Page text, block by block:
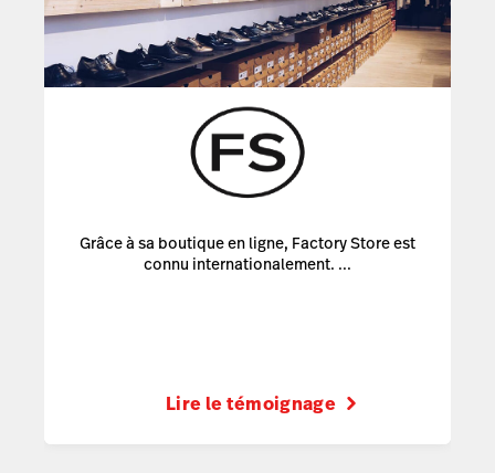
Grâce à sa boutique en ligne, Factory Store est
connu internationalement. ...
Lire le témoignage